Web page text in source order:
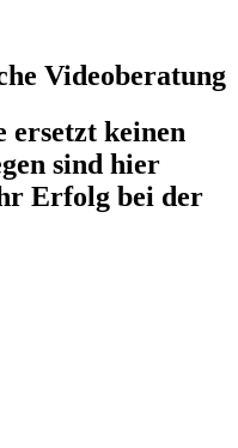
Videoberatung
ersetzt keinen
sind hier
Erfolg bei der